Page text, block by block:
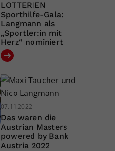
LOTTERIEN
Sporthilfe-Gala:
Langmann als
„Sportler:in mit
Herz“ nominiert
07.11.2022
Das waren die
Austrian Masters
powered by Bank
Austria 2022